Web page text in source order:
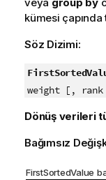
kümesi çapında
Söz Dizimi:
weight [,
Dönüş verileri
Bağımsız
FirstSortedValue